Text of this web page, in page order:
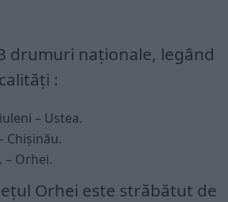
drumuri naționale, legând
:
– Ustea.
Chișinău.
– Orhei.
Orhei este străbătut de